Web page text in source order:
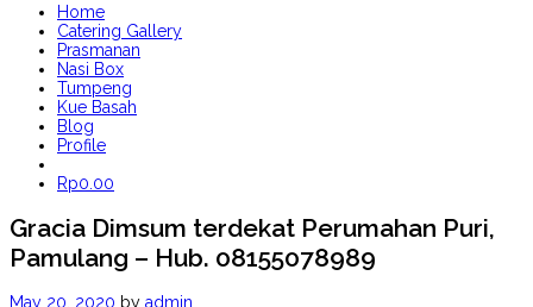
Home
Catering Gallery
Prasmanan
Nasi Box
Tumpeng
Kue Basah
Blog
Profile
Rp0.00
Gracia Dimsum terdekat Perumahan Puri,
Pamulang – Hub. 08155078989
May 20, 2020 by admin